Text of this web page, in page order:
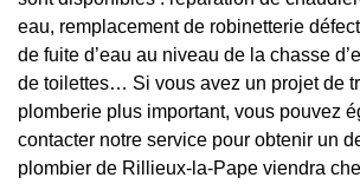
eau, remplacement de robinetterie
de fuite d’eau au niveau de la chasse
de toilettes… Si vous avez un projet de
plomberie plus important, vous pouvez
contacter notre service pour obtenir un
plombier de Rillieux-la-Pape viendra